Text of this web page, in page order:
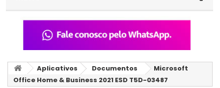
Aplicativos Documentos
Microsoft
Office Home & Business 2021 ESD T5D-03487